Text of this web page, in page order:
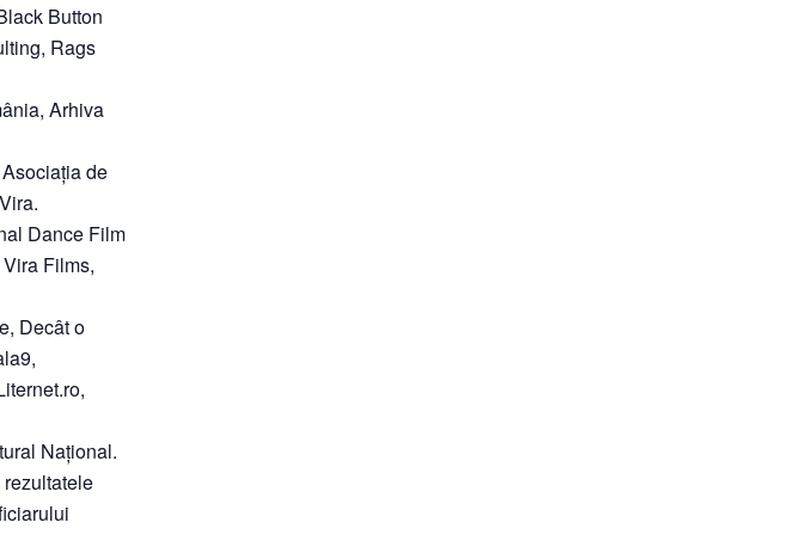
Button
Rags
Arhiva
de
Dance Film
Films,
Decât o
Național.